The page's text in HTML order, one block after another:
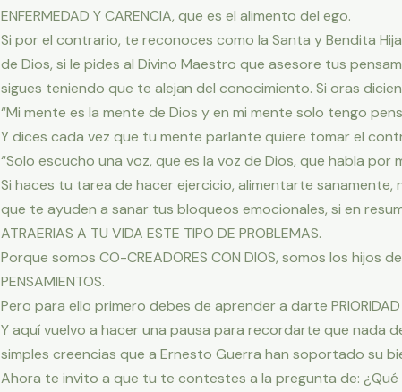
ENFERMEDAD Y CARENCIA, que es el alimento del ego.
Si por el contrario, te reconoces como la Santa y Bendita
de Dios, si le pides al Divino Maestro que asesore tus
sigues teniendo que te alejan del conocimiento. Si oras
“Mi mente es la mente de Dios y en mi mente solo tengo
Y dices cada vez que tu mente parlante quiere tomar el
“Solo escucho una voz, que es la voz de Dios, que habla por
Si haces tu tarea de hacer ejercicio, alimentarte
que te ayuden a sanar tus bloqueos emocionales, si en
ATRAERIAS A TU VIDA ESTE TIPO DE PROBLEMAS.
Porque somos CO-CREADORES CON DIOS, somos los hijos
PENSAMIENTOS.
Pero para ello primero debes de aprender a darte PRIORIDAD
Y aquí vuelvo a hacer una pausa para recordarte que nada
simples creencias que a Ernesto Guerra han soportado su
Ahora te invito a que tu te contestes a la pregunta de: